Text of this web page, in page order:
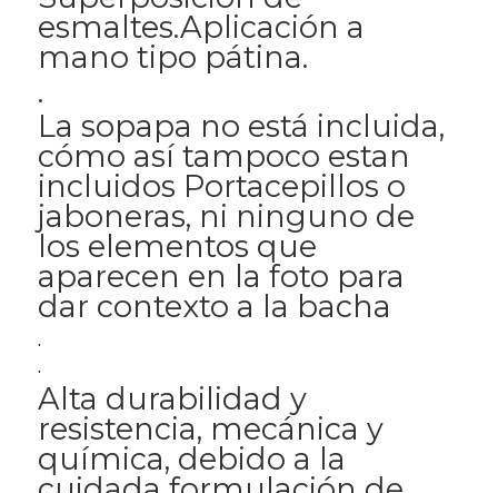
esmaltes.Aplicación a
mano tipo pátina.
.
La sopapa no está incluida,
cómo así tampoco estan
incluidos Portacepillos o
jaboneras, ni ninguno de
los elementos que
aparecen en la foto para
dar contexto a la bacha
.
.
Alta durabilidad y
resistencia, mecánica y
química, debido a la